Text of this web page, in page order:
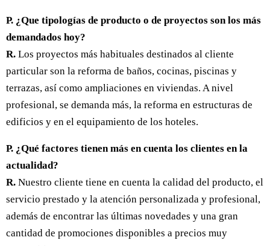
P. ¿Que tipologías de producto o de proyectos son los más
demandados hoy?
R. Los proyectos más habituales destinados al cliente
particular son la reforma de baños, cocinas, piscinas y
terrazas, así como ampliaciones en viviendas. A nivel
profesional, se demanda más, la reforma en estructuras de
edificios y en el equipamiento de los hoteles.
P. ¿Qué factores tienen más en cuenta los clientes en la
actualidad?
R. Nuestro cliente tiene en cuenta la calidad del producto, el
servicio prestado y la atención personalizada y profesional,
además de encontrar las últimas novedades y una gran
cantidad de promociones disponibles a precios muy